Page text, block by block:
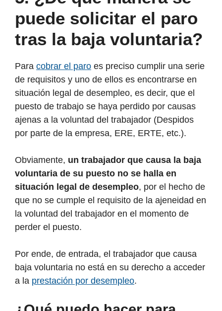
puede solicitar el paro
tras la baja voluntaria?
Para cobrar el paro es preciso cumplir una serie
de requisitos y uno de ellos es encontrarse en
situación legal de desempleo, es decir, que el
puesto de trabajo se haya perdido por causas
ajenas a la voluntad del trabajador (Despidos
por parte de la empresa, ERE, ERTE, etc.).
Obviamente, un trabajador que causa la baja
voluntaria de su puesto no se halla en
situación legal de desempleo, por el hecho de
que no se cumple el requisito de la ajeneidad en
la voluntad del trabajador en el momento de
perder el puesto.
Por ende, de entrada, el trabajador que causa
baja voluntaria no está en su derecho a acceder
a la prestación por desempleo.